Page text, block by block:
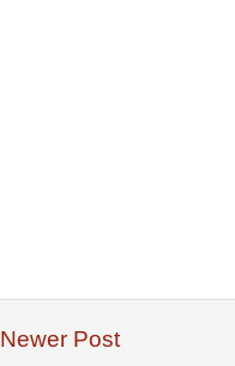
Newer Post